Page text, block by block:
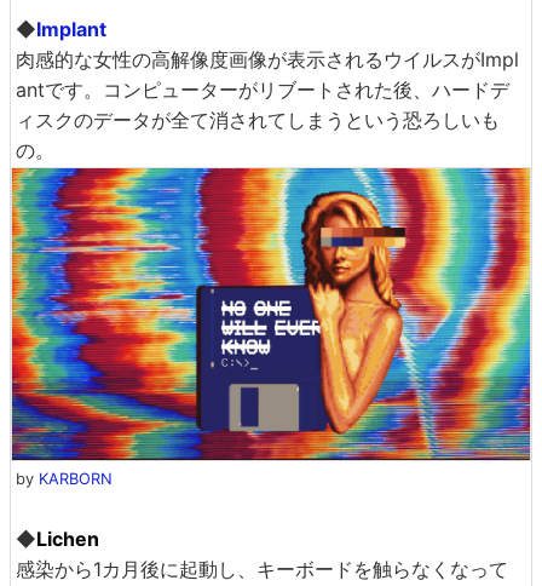
◆Implant
肉感的な女性の高解像度画像が表示されるウイルスがImpl
antです。コンピューターがリブートされた後、ハードデ
ィスクのデータが全て消されてしまうという恐ろしいも
の。
by KARBORN
◆Lichen
感染から1カ月後に起動し、キーボードを触らなくなって